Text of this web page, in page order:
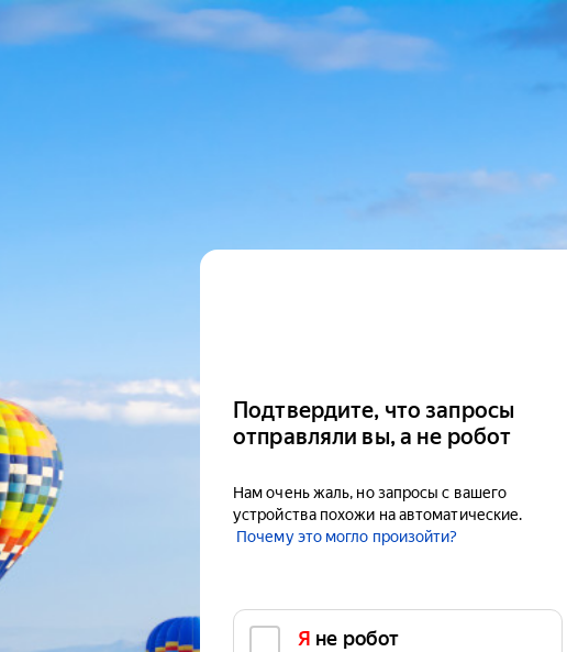
Подтвердите, что запросы
отправляли вы, а не робот
Нам очень жаль, но запросы с вашего
устройства похожи на автоматические.
Почему это могло произойти?
Я не робот